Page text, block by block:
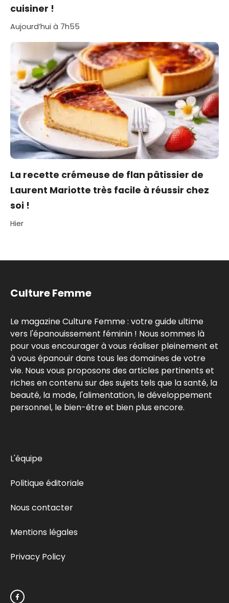
cuisiner !
Aujourd’hui à 7h55
La recette crémeuse de flan pâtissier de
Laurent Mariotte très facile à réussir chez
soi !
Hier
Culture Femme
Le magazine Culture Femme : votre guide ultime
vers l'épanouissement féminin ! Nous sommes là
pour vous encourager à vous réaliser pleinement et
à vous épanouir dans tous les domaines de votre
vie. Nous vous proposons des articles pertinents et
riches en contenu sur des sujets tels que la santé, la
beauté, la mode, l'alimentation, le développement
personnel, le bien-être et bien plus encore.
L'équipe
Politique éditoriale
Nous contacter
Mentions légales
Privacy Policy